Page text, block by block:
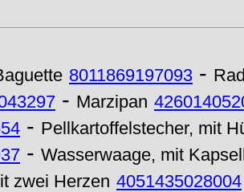
8011869197093 -
- Marzipan
- Pellkartoffelstecher, mit
- Wasserwaage, mit
zwei Herzen 4051435028004